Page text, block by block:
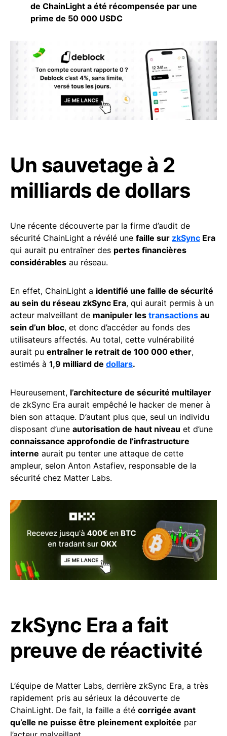
de ChainLight a été récompensée par une
prime de 50 000 USDC
Un sauvetage à 2
milliards de dollars
Une récente découverte par la firme d’audit de
sécurité ChainLight a révélé une faille sur zkSync Era
qui aurait pu entraîner des pertes financières
considérables au réseau.
En effet, ChainLight a identifié une faille de sécurité
au sein du réseau zkSync Era, qui aurait permis à un
acteur malveillant de manipuler les transactions au
sein d’un bloc, et donc d’accéder au fonds des
utilisateurs affectés. Au total, cette vulnérabilité
aurait pu entraîner le retrait de 100 000 ether,
estimés à 1,9 milliard de dollars.
Heureusement, l’architecture de sécurité multilayer
de zkSync Era aurait empêché le hacker de mener à
bien son attaque. D’autant plus que, seul un individu
disposant d’une autorisation de haut niveau et d’une
connaissance approfondie de l’infrastructure
interne aurait pu tenter une attaque de cette
ampleur, selon Anton Astafiev, responsable de la
sécurité chez Matter Labs.
zkSync Era a fait
preuve de réactivité
L’équipe de Matter Labs, derrière zkSync Era, a très
rapidement pris au sérieux la découverte de
ChainLight. De fait, la faille a été corrigée avant
qu’elle ne puisse être pleinement exploitée par